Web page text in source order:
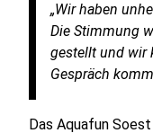
„Wir haben
Die Stimmung
gestellt und wir
Gespräch
Das Aquafun